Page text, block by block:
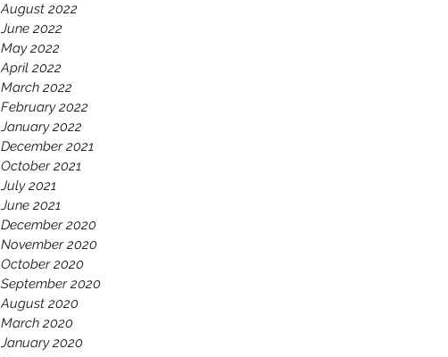
August 2022
June 2022
May 2022
April 2022
March 2022
February 2022
January 2022
December 2021
October 2021
July 2021
June 2021
December 2020
November 2020
October 2020
September 2020
August 2020
March 2020
January 2020